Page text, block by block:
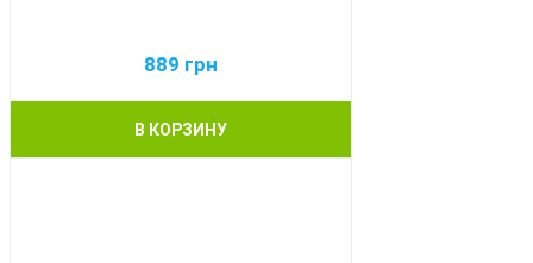
889 грн
В КОРЗИНУ